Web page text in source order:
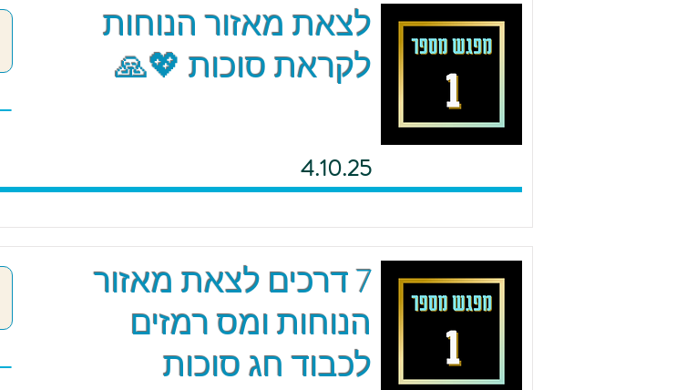
לצאת מאזור הנוחות
לקראת סוכות 💖🙏
4.10.25
7 דרכים לצאת מאזור
הנוחות ומס רמזים
לכבוד חג סוכות